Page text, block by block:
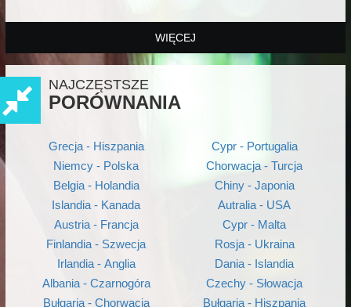
WIĘCEJ
NAJCZĘSTSZE
PORÓWNANIA
Grecja - Hiszpania
Niemcy - Polska
Belgia - Holandia
Islandia - Kanada
Austria - Francja
Finlandia - Szwecja
Irlandia - Anglia
Albania - Czarnogóra
Bułgaria - Chorwacja
Cypr - Portugalia
Chorwacja - Turcja
Chiny - Japonia
Autralia - USA
Cypr - Malta
Rosja - Ukraina
Dania - Islandia
Czechy - Słowacja
Bułgaria - Hiszpania